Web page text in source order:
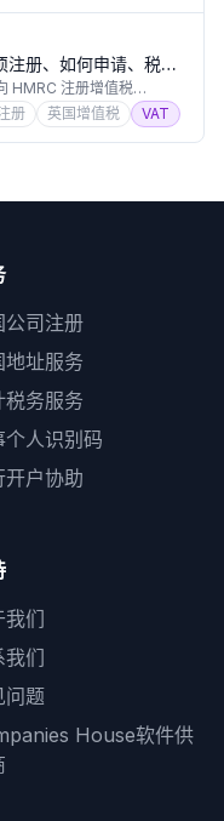
册、如何申请、税率
HMRC 注册增值税
流程、三档税率
助在英国经营的中国企业
册 英国增值税 VAT
公司注册
地址服务
税务服务
个人识别码
开户协助
我们
我们
问题
House软件供